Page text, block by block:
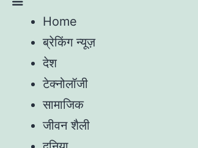
Home
ब्रेकिंग न्यूज़
देश
टेक्नोलॉजी
सामाजिक
जीवन शैली